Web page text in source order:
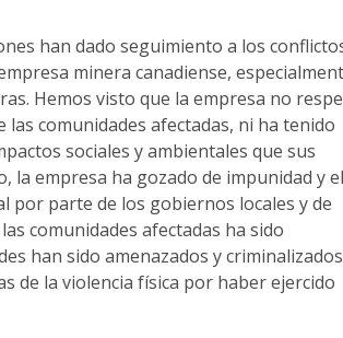
han dado seguimiento a los
minera canadiense,
Hemos visto que la empresa no
comunidades afectadas, ni ha tenido
sociales y ambientales que sus
la empresa ha gozado de impunidad y el
por parte de los gobiernos locales y de
comunidades afectadas ha sido
han sido amenazados y
de la violencia física por haber ejercido